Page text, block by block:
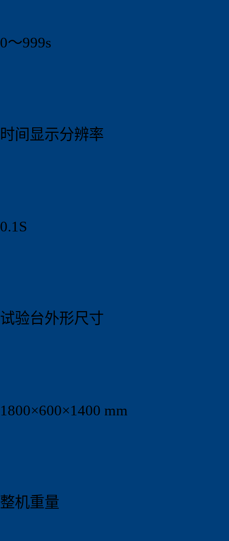
0～999s
时间显示分辨率
0.1S
试验台外形尺寸
1800×600×1400 mm
整机重量